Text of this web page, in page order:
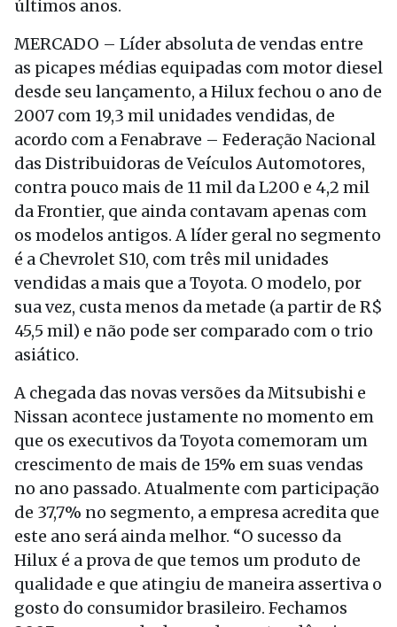
últimos anos.
MERCADO – Líder absoluta de vendas entre
as picapes médias equipadas com motor diesel
desde seu lançamento, a Hilux fechou o ano de
2007 com 19,3 mil unidades vendidas, de
acordo com a Fenabrave – Federação Nacional
das Distribuidoras de Veículos Automotores,
contra pouco mais de 11 mil da L200 e 4,2 mil
da Frontier, que ainda contavam apenas com
os modelos antigos. A líder geral no segmento
é a Chevrolet S10, com três mil unidades
vendidas a mais que a Toyota. O modelo, por
sua vez, custa menos da metade (a partir de R$
45,5 mil) e não pode ser comparado com o trio
asiático.
A chegada das novas versões da Mitsubishi e
Nissan acontece justamente no momento em
que os executivos da Toyota comemoram um
crescimento de mais de 15% em suas vendas
no ano passado. Atualmente com participação
de 37,7% no segmento, a empresa acredita que
este ano será ainda melhor. “O sucesso da
Hilux é a prova de que temos um produto de
qualidade e que atingiu de maneira assertiva o
gosto do consumidor brasileiro. Fechamos